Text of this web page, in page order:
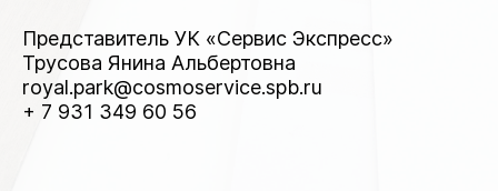
Представитель УК «Сервис Экспресс»
Трусова Янина Альбертовна
royal.park@cosmoservice.spb.ru
+ 7 931 349 60 56